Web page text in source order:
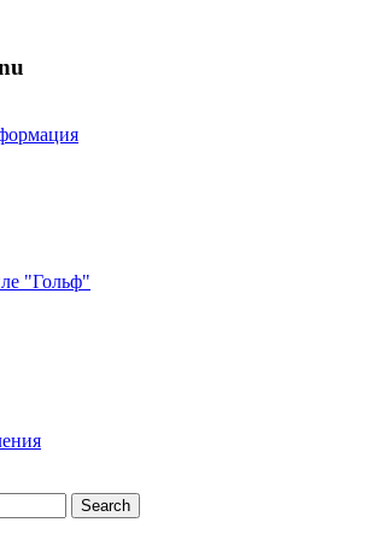
события, новости гольфа. Russian golf